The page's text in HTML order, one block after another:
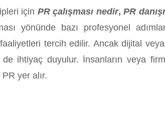
için PR çalışması nedir,PR
yönünde bazı profesyonel
tercih edilir. Ancak dijital
ihtiyaç duyulur. İnsanların veya
yer alır.